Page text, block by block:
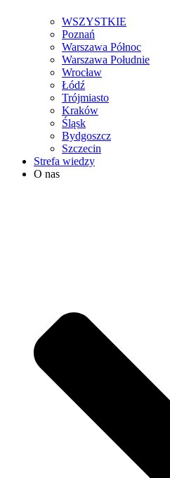
WSZYSTKIE
Poznań
Warszawa Północ
Warszawa Południe
Wrocław
Łódź
Trójmiasto
Kraków
Śląsk
Bydgoszcz
Szczecin
Strefa wiedzy
O nas